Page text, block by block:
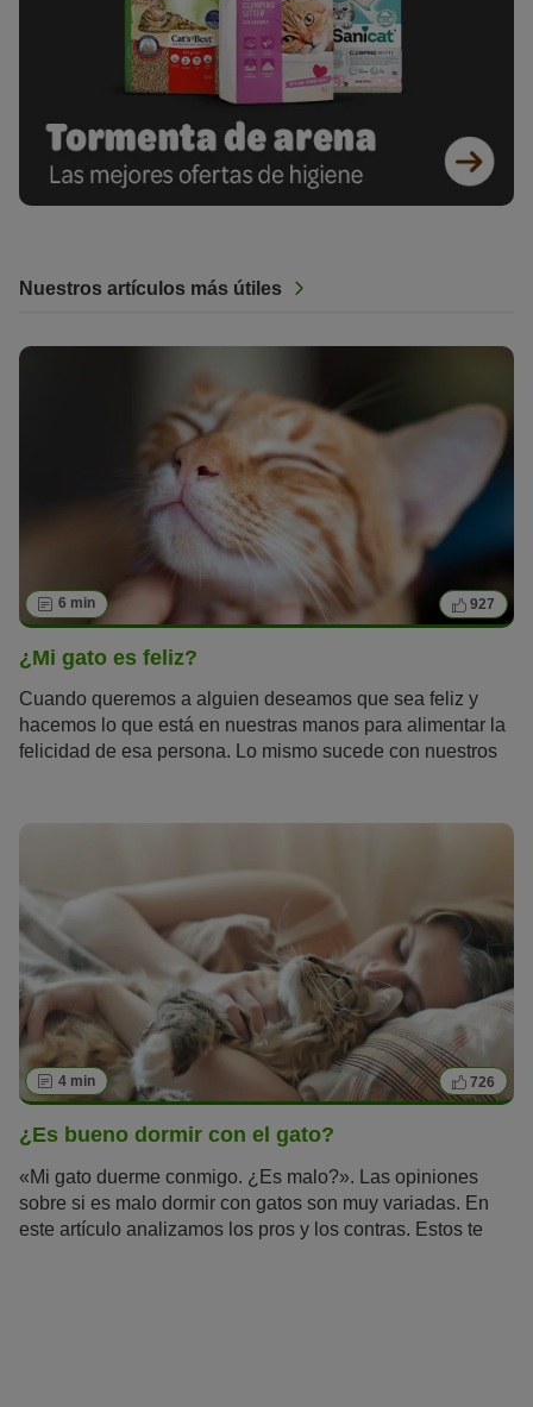
Nuestros artículos más útiles
6 min 927
¿Mi gato es feliz?
Cuando queremos a alguien deseamos que sea feliz y
hacemos lo que está en nuestras manos para alimentar la
felicidad de esa persona. Lo mismo sucede con nuestros
Puedes estar seguro de lo siguiente: si le proporcionas a
naturaleza y necesidades, estás haciendo un gato feliz.
Esto incluye entretenimiento adecuado con juguetes
idóneos, correspondientes a la inteligencia de la
respectiva raza o naturaleza del gato en sí. Asimismo, una
alimentación de buena calidad
es muy importante
4 min 726
¿Es bueno dormir con el gato?
«Mi gato duerme conmigo. ¿Es malo?». Las opiniones
sobre si es malo dormir con gatos son muy variadas. En
este artículo analizamos los pros y los contras. Estos te